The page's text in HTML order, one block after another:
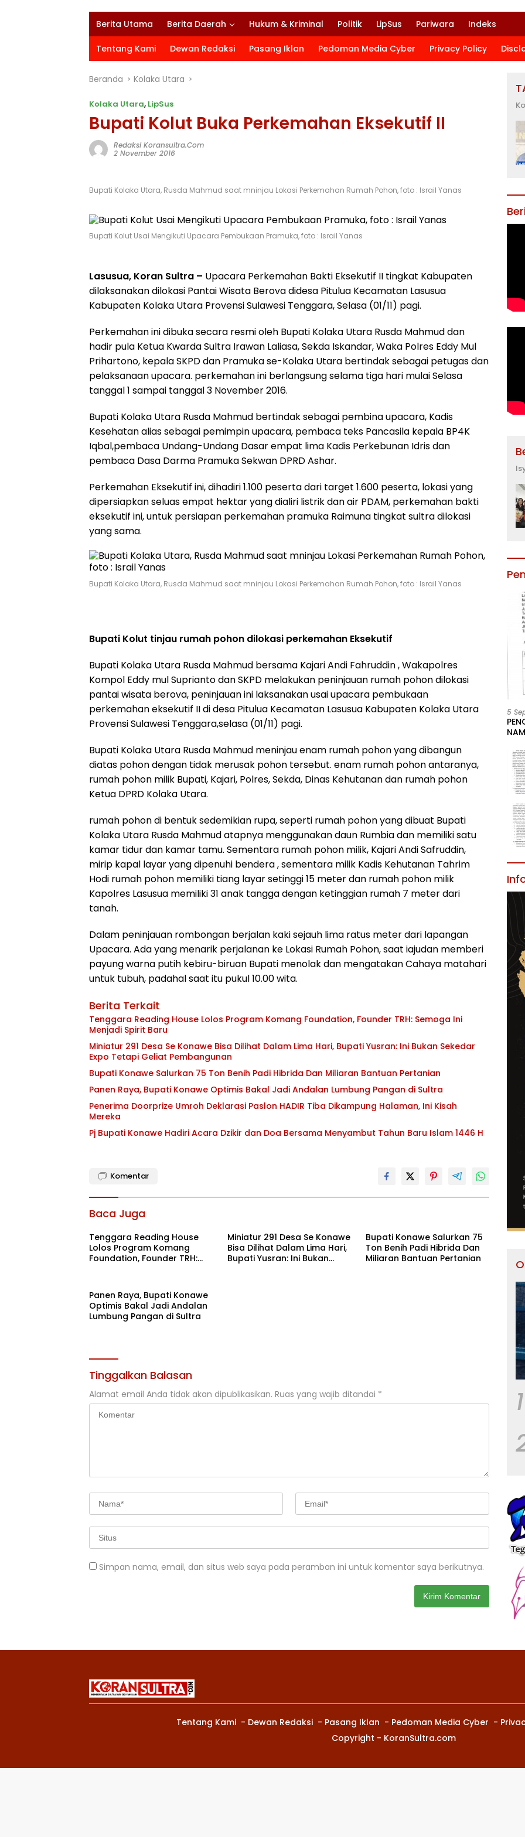
Berita Utama Berita Daerah Hukum & Kriminal Politik LipSus Pariwara Indeks
Tentang Kami Dewan Redaksi Pasang Iklan Pedoman Media Cyber Privacy Policy
Beranda Kolaka Utara
Kolaka Utara, LipSus
Bupati Kolut Buka Perkemahan Eksekutif II
Redaksi Koransultra.com
2 November 2016
Bupati Kolaka Utara, Rusda Mahmud saat mninjau Lokasi Perkemahan Rumah Pohon, foto : Israil Yanas
Bupati Kolut Usai Mengikuti Upacara Pembukaan Pramuka, foto : Israil Yanas
Lasusua, Koran Sultra – Upacara Perkemahan Bakti Eksekutif II tingkat Kabupaten
dilaksanakan dilokasi Pantai Wisata Berova didesa Pitulua Kecamatan Lasusua
Kabupaten Kolaka Utara Provensi Sulawesi Tenggara, Selasa (01/11) pagi.
Perkemahan ini dibuka secara resmi oleh Bupati Kolaka Utara Rusda Mahmud dan
hadir pula Ketua Kwarda Sultra Irawan Laliasa, Sekda Iskandar, Waka Polres Eddy Mul
Prihartono, kepala SKPD dan Pramuka se-Kolaka Utara bertindak sebagai petugas dan
pelaksanaan upacara. perkemahan ini berlangsung selama tiga hari mulai Selasa
tanggal 1 sampai tanggal 3 November 2016.
Bupati Kolaka Utara Rusda Mahmud bertindak sebagai pembina upacara, Kadis
Kesehatan alias sebagai pemimpin upacara, pembaca teks Pancasila kepala BP4K
Iqbal,pembaca Undang-Undang Dasar empat lima Kadis Perkebunan Idris dan
pembaca Dasa Darma Pramuka Sekwan DPRD Ashar.
Perkemahan Eksekutif ini, dihadiri 1.100 peserta dari target 1.600 peserta, lokasi yang
dipersiapkan seluas empat hektar yang dialiri listrik dan air PDAM, perkemahan bakti
eksekutif ini, untuk persiapan perkemahan pramuka Raimuna tingkat sultra dilokasi
yang sama.
Bupati Kolaka Utara, Rusda Mahmud saat mninjau Lokasi Perkemahan Rumah Pohon, foto : Israil Yanas
Bupati Kolut tinjau rumah pohon dilokasi perkemahan Eksekutif
Bupati Kolaka Utara Rusda Mahmud bersama Kajari Andi Fahruddin , Wakapolres
Kompol Eddy mul Suprianto dan SKPD melakukan peninjauan rumah pohon dilokasi
pantai wisata berova, peninjauan ini laksanakan usai upacara pembukaan
perkemahan eksekutif II di desa Pitulua Kecamatan Lasusua Kabupaten Kolaka Utara
Provensi Sulawesi Tenggara,selasa (01/11) pagi.
Bupati Kolaka Utara Rusda Mahmud meninjau enam rumah pohon yang dibangun
diatas pohon dengan tidak merusak pohon tersebut. enam rumah pohon antaranya,
rumah pohon milik Bupati, Kajari, Polres, Sekda, Dinas Kehutanan dan rumah pohon
Ketua DPRD Kolaka Utara.
rumah pohon di bentuk sedemikian rupa, seperti rumah pohon yang dibuat Bupati
Kolaka Utara Rusda Mahmud atapnya menggunakan daun Rumbia dan memiliki satu
kamar tidur dan kamar tamu. Sementara rumah pohon milik, Kajari Andi Safruddin,
mirip kapal layar yang dipenuhi bendera , sementara milik Kadis Kehutanan Tahrim
Hodi rumah pohon memiliki tiang layar setinggi 15 meter dan rumah pohon milik
Kapolres Lasusua memiliki 31 anak tangga dengan ketinggian rumah 7 meter dari
tanah.
Dalam peninjauan rombongan berjalan kaki sejauh lima ratus meter dari lapangan
Upacara. Ada yang menarik perjalanan ke Lokasi Rumah Pohon, saat iajudan memberi
payung warna putih kebiru-biruan Bupati menolak dan mengatakan Cahaya matahari
untuk tubuh, padahal saat itu pukul 10.00 wita.
Berita Terkait
Tenggara Reading House Lolos Program Komang Foundation, Founder TRH: Semoga Ini
Menjadi Spirit Baru
Miniatur 291 Desa Se Konawe Bisa Dilihat Dalam Lima Hari, Bupati Yusran: Ini Bukan Sekedar
Expo Tetapi Geliat Pembangunan
Bupati Konawe Salurkan 75 Ton Benih Padi Hibrida Dan Miliaran Bantuan Pertanian
Panen Raya, Bupati Konawe Optimis Bakal Jadi Andalan Lumbung Pangan di Sultra
Penerima Doorprize Umroh Deklarasi Paslon HADIR Tiba Dikampung Halaman, Ini Kisah
Mereka
Pj Bupati Konawe Hadiri Acara Dzikir dan Doa Bersama Menyambut Tahun Baru Islam 1446 H
Komentar
Baca Juga
Tenggara Reading House
Lolos Program Komang
Foundation, Founder TRH:
Miniatur 291 Desa Se Konawe
Bisa Dilihat Dalam Lima Hari,
Bupati Yusran: Ini Bukan
Bupati Konawe Salurkan 75
Ton Benih Padi Hibrida Dan
Miliaran Bantuan Pertanian
Panen Raya, Bupati Konawe
Optimis Bakal Jadi Andalan
Lumbung Pangan di Sultra
Tinggalkan Balasan
Alamat email Anda tidak akan dipublikasikan. Ruas yang wajib ditandai *
Simpan nama, email, dan situs web saya pada peramban ini untuk komentar saya berikutnya.
5
1
Tentang Kami Dewan Redaksi Pasang Iklan Pedoman Media Cyber
Copyright - KoranSultra.com